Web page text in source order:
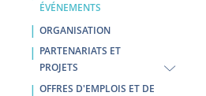
ÉVÉNEMENTS
ORGANISATION
PARTENARIATS ET
PROJETS
OFFRES D'EMPLOIS ET DE